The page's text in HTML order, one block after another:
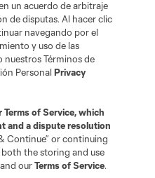
un acuerdo de arbitraje
de disputas. Al hacer clic
navegando por el
y uso de las
Términos de
PersonalPrivacy
Terms of Service, which
and a dispute resolution
Continue” or continuing
the storing and use
ourTerms of Service.